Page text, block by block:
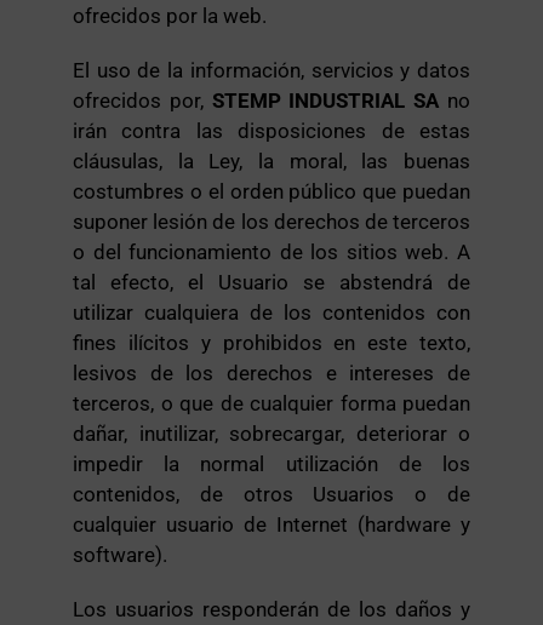
ofrecidos por la web.
El uso de la información, servicios y datos
ofrecidos por, STEMP INDUSTRIAL SA no
irán contra las disposiciones de estas
cláusulas, la Ley, la moral, las buenas
costumbres o el orden público que puedan
suponer lesión de los derechos de terceros
o del funcionamiento de los sitios web. A
tal efecto, el Usuario se abstendrá de
utilizar cualquiera de los contenidos con
fines ilícitos y prohibidos en este texto,
lesivos de los derechos e intereses de
terceros, o que de cualquier forma puedan
dañar, inutilizar, sobrecargar, deteriorar o
impedir la normal utilización de los
contenidos, de otros Usuarios o de
cualquier usuario de Internet (hardware y
software).
Los usuarios responderán de los daños y